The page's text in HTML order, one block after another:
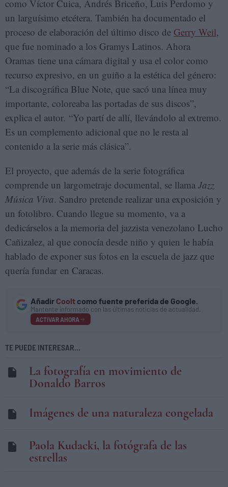
como Víctor Cuica, Andrés Briceño, Luis Perdomo y
un larguísimo etcétera. También ha documentado el
proceso de elaboración del último disco de Gerry Weil,
que fue nominado a los Gramys Latinos. Ahora
Oramas tiene una cámara digital y usa el color como
recurso expresivo, en un guiño a la estética del género:
“La discográfica Blue Note, que sacó una línea muy
importante, coloreaba las portadas de sus discos”,
explica el autor. “Yo partí de allí, llevándolo al extremo.
Es un complemento adicional que no le resta al
contenido a la serie más clásica”.
El proyecto, que además de la serie fotográfica
comprende un largometraje documental, se llama Jazz
Música Viva. Sandro pretende realizar una exposición y
un fotolibro. Cuando llegue su momento, va a
dedicárselos a la memoria del jazzista venezolano Lucho
Cañizalez, al que conocía desde niño y quien le había
hablado de exponer sus fotos en la escuela de jazz que
quería fundar en Caracas.
Añadir Coolt como fuente preferida de Google.
Mantente informado con las últimas noticias de actualidad.
ACTIVAR AHORA
TE PUEDE INTERESAR...
La fotografía en movimiento de
Donaldo Barros
Imágenes de una naturaleza congelada
Paola Kudacki, la fotógrafa de las
estrellas